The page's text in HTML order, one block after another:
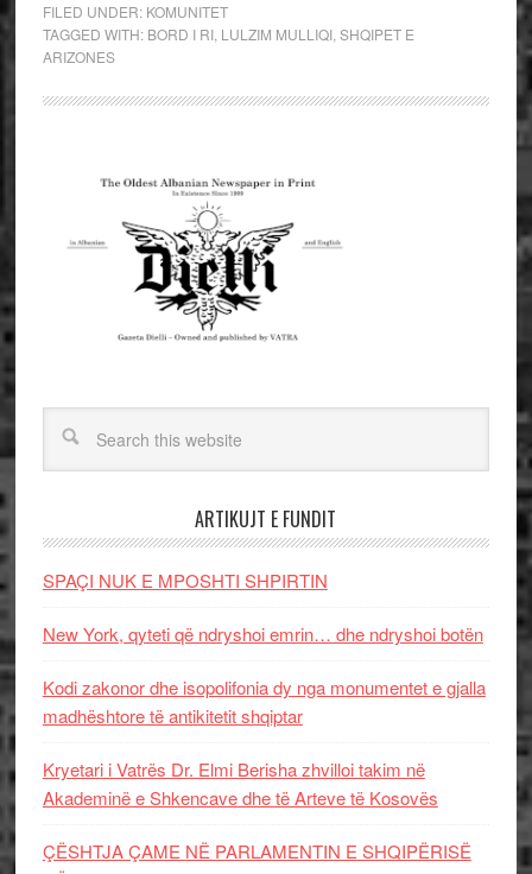
FILED UNDER: KOMUNITET
TAGGED WITH: BORD I RI, LULZIM MULLIQI, SHQIPET E
ARIZONES
ARTIKUJT E FUNDIT
SPAÇI NUK E MPOSHTI SHPIRTIN
New York, qyteti që ndryshoi emrin… dhe ndryshoi botën
Kodi zakonor dhe isopolifonia dy nga monumentet e gjalla
madhështore të antikitetit shqiptar
Kryetari i Vatrës Dr. Elmi Berisha zhvilloi takim në
Akademinë e Shkencave dhe të Arteve të Kosovës
ÇËSHTJA ÇAME NË PARLAMENTIN E SHQIPËRISË